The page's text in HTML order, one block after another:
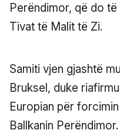
Perëndimor, që do
Tivat të Malit të Zi.
Samiti vjen gjashtë
Bruksel, duke
Europian për
Ballkanin Perëndimor.